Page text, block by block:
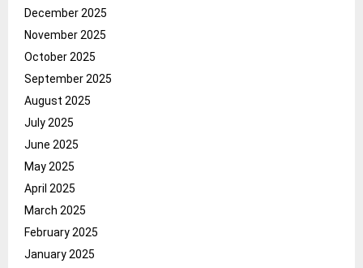
December 2025
November 2025
October 2025
September 2025
August 2025
July 2025
June 2025
May 2025
April 2025
March 2025
February 2025
January 2025